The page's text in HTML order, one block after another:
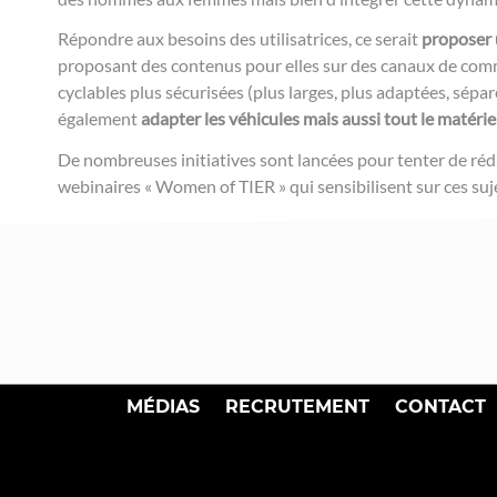
Répondre aux besoins des utilisatrices, ce serait proposer
proposant des contenus pour elles sur des canaux de
cyclables plus sécurisées (plus larges, plus adaptées,
égalementadapter les véhicules mais aussi tout le
De nombreuses initiatives sont lancées pour tenter de
webinaires « Women of TIER » qui sensibilisent sur ces
MÉDIAS RECRUTEMENT CONTACT